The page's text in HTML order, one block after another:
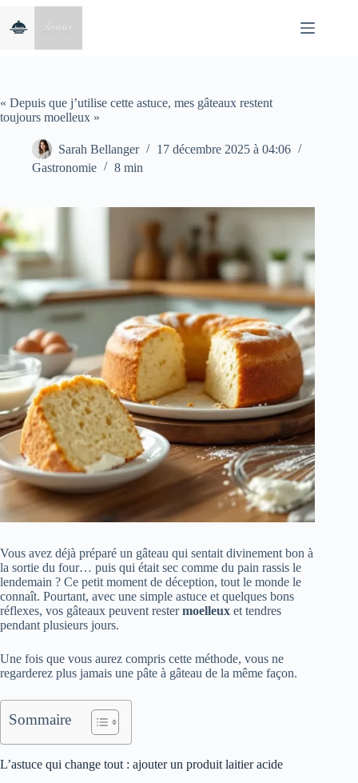
contenu
« Depuis que j’utilise cette astuce, mes gâteaux restent
toujours moelleux »
Sarah Bellanger
17 décembre 2025 à 04:06
Gastronomie
8 min
Vous avez déjà préparé un gâteau qui sentait divinement bon à
la sortie du four… puis qui était sec comme du pain rassis le
lendemain ? Ce petit moment de déception, tout le monde le
connaît. Pourtant, avec une simple astuce et quelques bons
réflexes, vos gâteaux peuvent restermoelleux et tendres
pendant plusieurs jours.
Une fois que vous aurez compris cette méthode, vous ne
regarderez plus jamais une pâte à gâteau de la même façon.
Sommaire
L’astuce qui change tout : ajouter un produit laitier acide